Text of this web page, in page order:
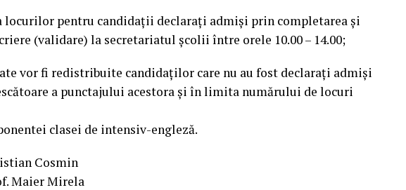
locurilor pentru candidații declarați admiși prin completarea și
(validare) la secretariatul școlii între orele 10.00 – 14.00;
vor fi redistribuite candidaților care nu au fost declarați admiși
a punctajului acestora și în limita numărului de locuri
clasei de intensiv-engleză.
Cosmin
Maier Mirela